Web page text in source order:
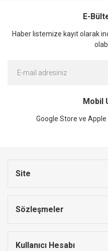
E-
Haber listemize kayıt olarak
Mobil
Google Store ve
Site
Sözleşmeler
Kullanıcı Hesabı